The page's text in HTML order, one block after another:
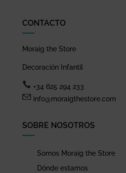
CONTACTO
Moraig the Store
Decoración Infantil
+34 625 294 233
info@moraigthestore.com
SOBRE NOSOTROS
Somos Moraig the Store
Dónde estamos